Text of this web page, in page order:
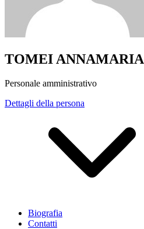
TOMEI ANNAMARIA
Personale amministrativo
Dettagli della persona
Biografia
Contatti